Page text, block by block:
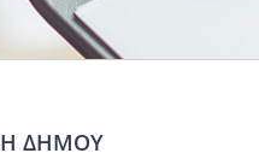
ΔΗΜΟΥ